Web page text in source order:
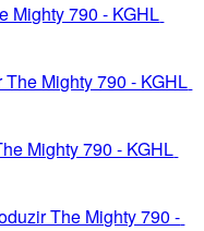
Mighty 790 - KGHL
The Mighty 790 - KGHL
Mighty 790 - KGHL
The Mighty 790 -